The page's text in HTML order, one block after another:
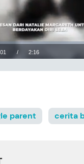
parent cerita